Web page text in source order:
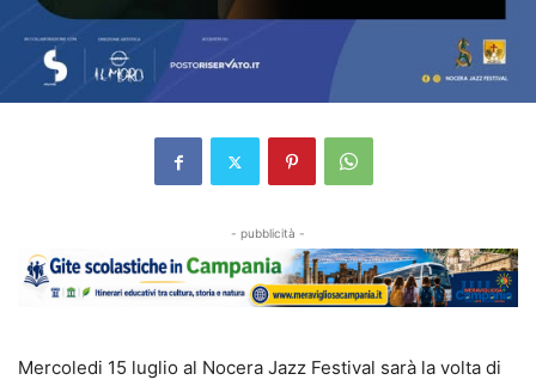
- pubblicità -
Mercoledi 15 luglio al Nocera Jazz Festival sarà la volta di